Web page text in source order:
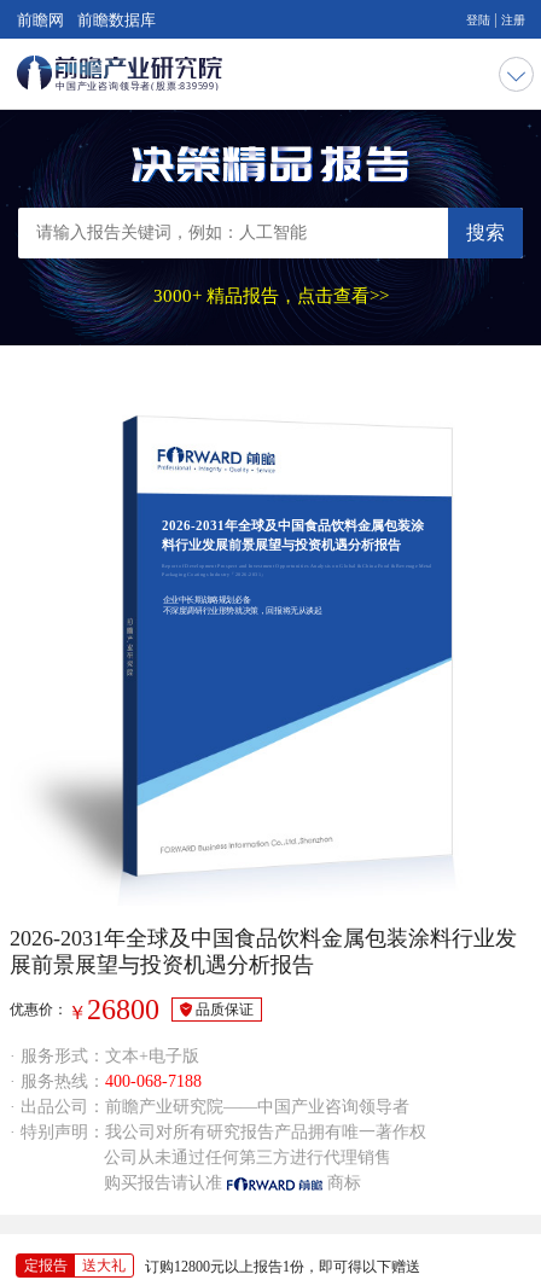
前瞻网 前瞻数据库 登陆 注册
搜索
3000+ 精品报告，点击查看>>
2026-2031年全球及中国食品饮料金属包装涂
料行业发展前景展望与投资机遇分析报告
Report of Development Prospect and Investment Opportunities Analysis on Global & China Food & Beverage Metal
Packaging Coatings Industry『2026-2031』
企业中长期战略规划必备
不深度调研行业形势就决策，回报将无从谈起
2026-2031年全球及中国食品饮料金属包装涂料行业发
展前景展望与投资机遇分析报告
优惠价： ￥ 26800 品质保证
· 服务形式：文本+电子版
· 服务热线： 400-068-7188
· 出品公司：前瞻产业研究院——中国产业咨询领导者
· 特别声明：我公司对所有研究报告产品拥有唯一著作权
公司从未通过任何第三方进行代理销售
购买报告请认准
商标
定报告 送大礼 订购12800元以上报告1份，即可得以下赠送